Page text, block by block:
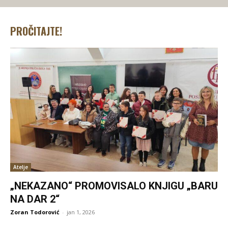
PROČITAJTE!
Atelje
„NEKAZANO“ PROMOVISALO KNJIGU „BARU
NA DAR 2“
Zoran Todorović - jan 1, 2026